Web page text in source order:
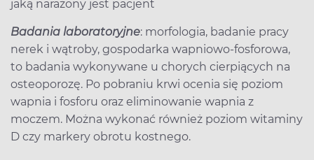
jaką narażony jest pacjent
Badania laboratoryjne: morfologia, badanie pracy
nerek i wątroby, gospodarka wapniowo-fosforowa,
to badania wykonywane u chorych cierpiących na
osteoporozę. Po pobraniu krwi ocenia się poziom
wapnia i fosforu oraz eliminowanie wapnia z
moczem. Można wykonać również poziom witaminy
D czy markery obrotu kostnego.